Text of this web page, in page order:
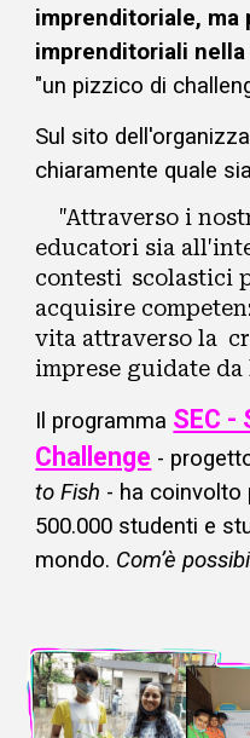
imprenditoriale, ma
imprenditoriali nella
"un pizzico di
Sul sito
chiaramente quale
"Attraverso i
educatori sia
contesti scolastici
acquisire
vita attraverso la
imprese guidate da
Il programma SEC -
Challenge -
to Fish - ha coinvolto
500.000 studenti e
mondo. Com’è